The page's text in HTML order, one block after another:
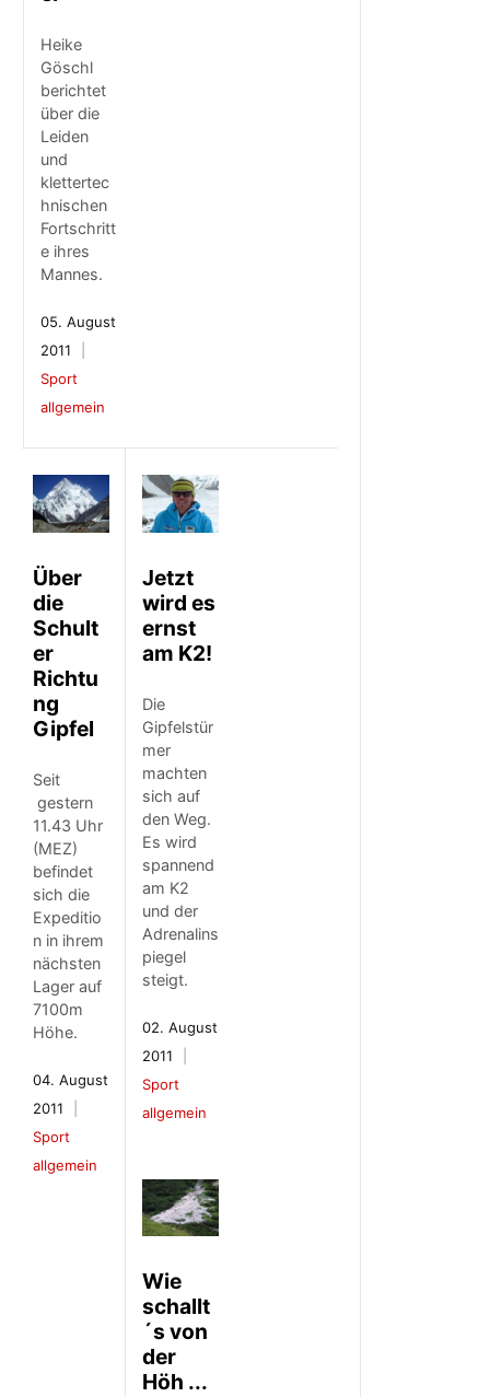
Heike
Göschl
berichtet
über die
Leiden
und
klettertec
hnischen
Fortschritt
e ihres
Mannes.
05. August
2011
Sport
allgemein
Über
die
Schult
er
Richtu
ng
Gipfel
Seit
gestern
11.43 Uhr
(MEZ)
befindet
sich die
Expeditio
n in ihrem
nächsten
Lager auf
7100m
Höhe.
04. August
2011
Sport
allgemein
Jetzt
wird es
ernst
am K2!
Die
Gipfelstür
mer
machten
sich auf
den Weg.
Es wird
spannend
am K2
und der
Adrenalins
piegel
steigt.
02. August
2011
Sport
allgemein
Wie
schallt
´s von
der
Höh ...